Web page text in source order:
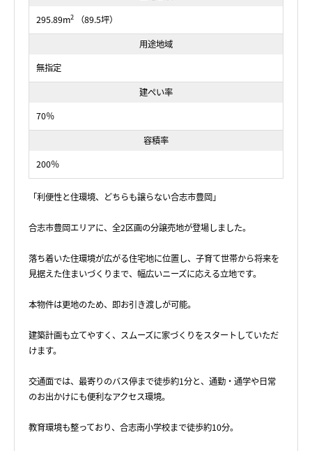
295.89m2
（89.5坪）
用途地域
無指定
建ぺい率
70％
容積率
200％
「利便性と住環境、どちらも譲らない合志市豊岡」
合志市豊岡エリアに、全2区画の分譲売地が登場しました。
落ち着いた住環境が広がる住宅地に位置し、子育て世帯から将来を
見据えた住まいづくりまで、幅広いニーズに応える立地です。
本物件は更地のため、即お引き渡しが可能。
建築計画も立てやすく、スムーズに家づくりをスタートしていただ
けます。
交通面では、最寄りのバス停まで徒歩約1分と、通勤・通学や日常
のお出かけにも便利なアクセス環境。
教育環境も整っており、合志南小学校まで徒歩約10分。